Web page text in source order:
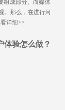
组成部分。而媒体
。那么，在进行河
详细>>
体验怎么做？